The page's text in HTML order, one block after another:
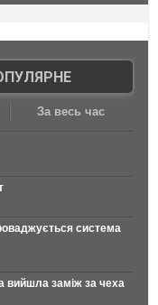
За весь час
система
вийшла заміж за чеха